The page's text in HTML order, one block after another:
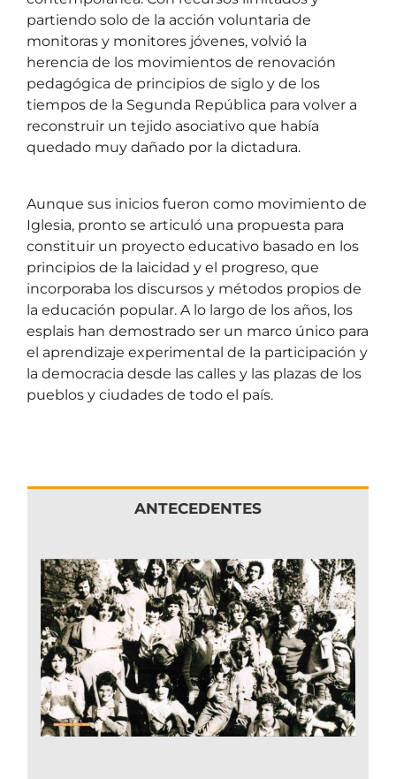
partiendo solo de la acción voluntaria de
monitoras y monitores jóvenes, volvió la
herencia de los movimientos de renovación
pedagógica de principios de siglo y de los
tiempos de la Segunda República para volver a
reconstruir un tejido asociativo que había
quedado muy dañado por la dictadura.
Aunque sus inicios fueron como movimiento de
Iglesia, pronto se articuló una propuesta para
constituir un proyecto educativo basado en los
principios de la laicidad y el progreso, que
incorporaba los discursos y métodos propios de
la educación popular. A lo largo de los años, los
esplais han demostrado ser un marco único para
el aprendizaje experimental de la participación y
la democracia desde las calles y las plazas de los
pueblos y ciudades de todo el país.
ANTECEDENTES